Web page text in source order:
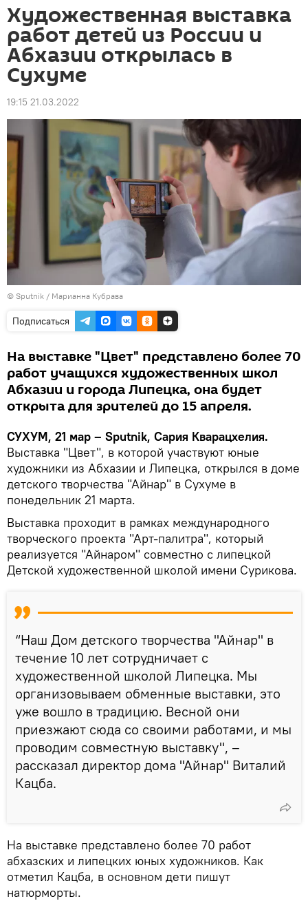
Художественная выставка
работ детей из России и
Абхазии открылась в
Сухуме
19:15 21.03.2022
© Sputnik / Марианна Кубрава
Подписаться
На выставке "Цвет" представлено более 70
работ учащихся художественных школ
Абхазии и города Липецка, она будет
открыта для зрителей до 15 апреля.
СУХУМ, 21 мар – Sputnik, Сария Кварацхелия.
Выставка "Цвет", в которой участвуют юные
художники из Абхазии и Липецка, открылся в доме
детского творчества "Айнар" в Сухуме в
понедельник 21 марта.
Выставка проходит в рамках международного
творческого проекта "Арт-палитра", который
реализуется "Айнаром" совместно с липецкой
Детской художественной школой имени Сурикова.
“Наш Дом детского творчества "Айнар" в
течение 10 лет сотрудничает с
художественной школой Липецка. Мы
организовываем обменные выставки, это
уже вошло в традицию. Весной они
приезжают сюда со своими работами, и мы
проводим совместную выставку", –
рассказал директор дома "Айнар" Виталий
Кацба.
На выставке представлено более 70 работ
абхазских и липецких юных художников. Как
отметил Кацба, в основном дети пишут
натюрморты.